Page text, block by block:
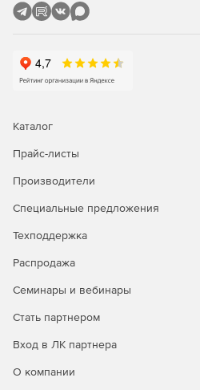
Каталог
Прайс-листы
Производители
Специальные предложения
Техподдержка
Распродажа
Семинары и вебинары
Стать партнером
Вход в ЛК партнера
О компании